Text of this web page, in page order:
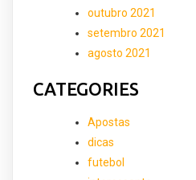
outubro 2021
setembro 2021
agosto 2021
CATEGORIES
Apostas
dicas
futebol